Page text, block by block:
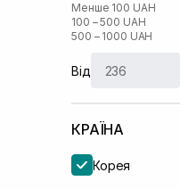
Менше 100 UAH
100 – 500 UAH
500 – 1000 UAH
Від
КРАЇНА
Корея